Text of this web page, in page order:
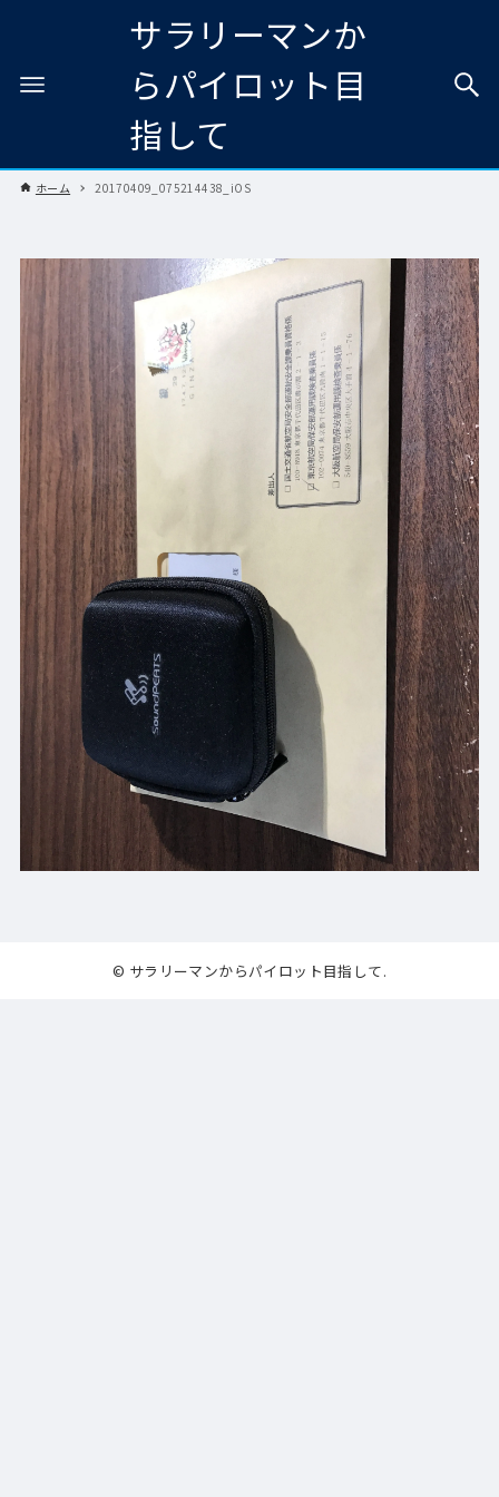
サラリーマンか
らパイロット目
指して
ホーム 20170409_075214438_iOS
© サラリーマンからパイロット目指して.